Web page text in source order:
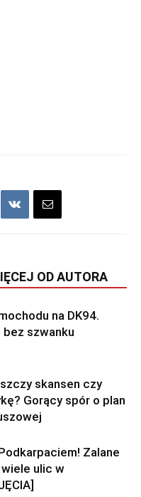
OD AUTORA
na DK94.
bez szwanku
skansen czy
Gorący spór o plan
Zalane
ulic w